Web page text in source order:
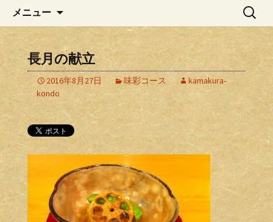
メニュー
検
長月の献立
2016年8月27日 味彩コース
kamakura-
kondo